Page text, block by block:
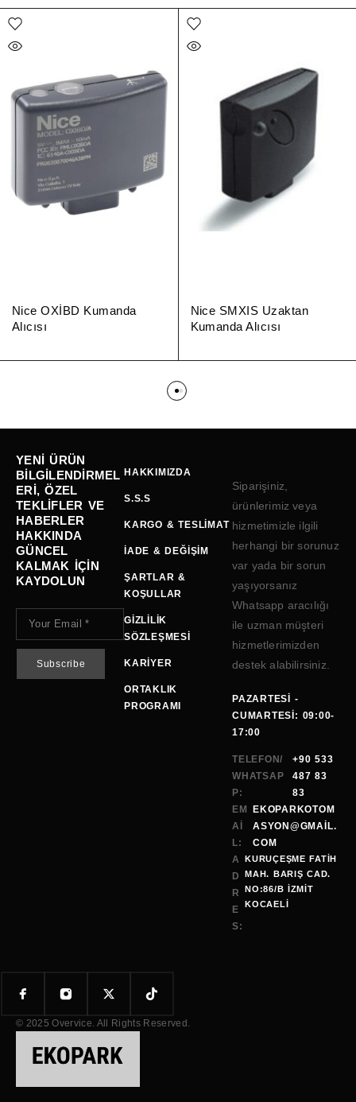
Nice OXİBD Kumanda
Alıcısı
Nice SMXIS Uzaktan
Kumanda Alıcısı
YENI ÜRÜN
BILGILENDIRMEL
ERI, ÖZEL
TEKLIFLER VE
HABERLER
HAKKINDA
GÜNCEL
KALMAK IÇIN
KAYDOLUN
HAKKIMIZDA
S.S.S
KARGO & TESLIMAT
İADE & DEĞIŞIM
ŞARTLAR &
KOŞULLAR
GIZLILIK
SÖZLEŞMESI
KARIYER
ORTAKLIK
PROGRAMI
Siparişiniz,
ürünlerimiz veya
hizmetimizle ilgili
herhangi bir sorunuz
var yada bir sorun
yaşıyorsanız
Whatsapp aracılığı
ile uzman müşteri
hizmetlerimizden
destek alabilirsiniz.
PAZARTESI -
CUMARTESI: 09:00-
17:00
TELEFON/
WHATSAP
P:
+90 533
487 83
83
EM
AI
L:
EKOPARKOTOM
ASYON@GMAİL.
COM
A
D
R
E
S:
KURUÇEŞME FATİH
MAH. BARIŞ CAD.
NO:86/B İZMİT
KOCAELI
© 2025 Overvice. All Rights Reserved.